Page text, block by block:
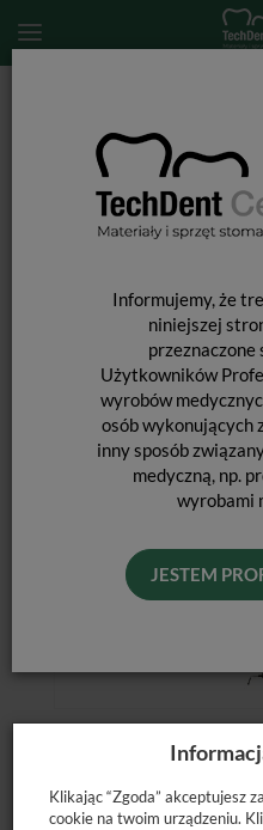
Informujemy, że
niniejszej
przeznaczone
Użytkowników
wyrobów
osób wykonujących
inny sposób
medyczną, np.
wyrobami
JESTEM
20
Klikając “Zgoda” akceptujesz
cookie na twoim urządzeniu.